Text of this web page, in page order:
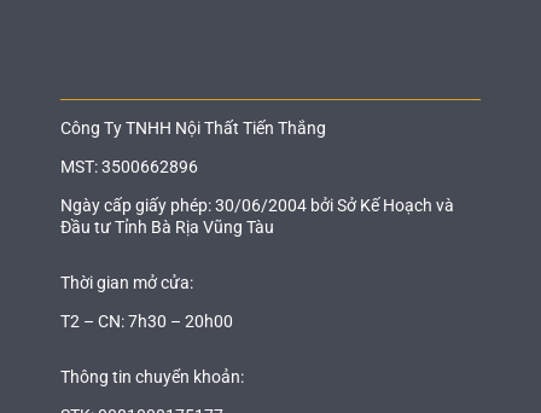
Công Ty TNHH Nội Thất Tiến Thắng
MST: 3500662896
Ngày cấp giấy phép: 30/06/2004 bởi Sở Kế Hoạch và
Đầu tư Tỉnh Bà Rịa Vũng Tàu
Thời gian mở cửa:
T2 – CN: 7h30 – 20h00
Thông tin chuyển khoản: